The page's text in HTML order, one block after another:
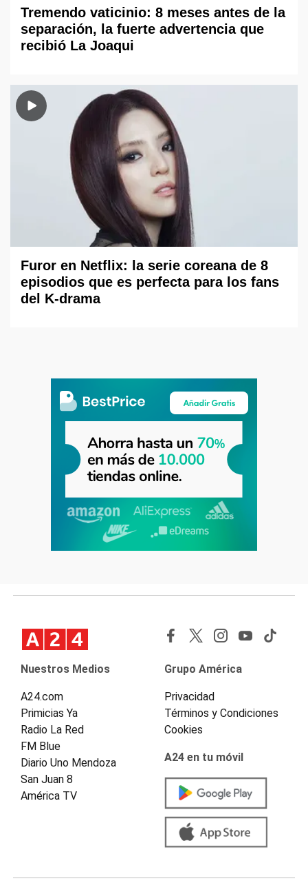
Tremendo vaticinio: 8 meses antes de la
separación, la fuerte advertencia que
recibió La Joaqui
Furor en Netflix: la serie coreana de 8
episodios que es perfecta para los fans
del K-drama
Nuestros Medios
A24.com
Primicias Ya
Radio La Red
FM Blue
Diario Uno Mendoza
San Juan 8
América TV
Grupo América
Privacidad
Términos y Condiciones
Cookies
A24 en tu móvil